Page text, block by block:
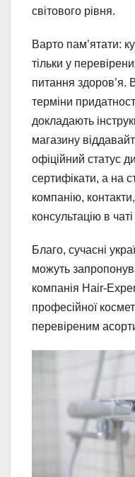
світового рівня.
Варто пам’ятати:
тільки у
питання здоров’я.
терміни
докладають
магазину
офіційний статус
сертифікати, а на
компанію,
консультацію в
Благо, сучасні
можуть
компанія Hair-
професійної
перевіреним